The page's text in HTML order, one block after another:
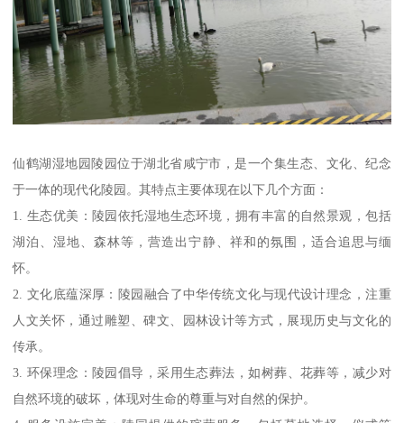
仙鹤湖湿地园陵园位于湖北省咸宁市，是一个集生态、文化、纪念
于一体的现代化陵园。其特点主要体现在以下几个方面：
1. 生态优美：陵园依托湿地生态环境，拥有丰富的自然景观，包括
湖泊、湿地、森林等，营造出宁静、祥和的氛围，适合追思与缅
怀。
2. 文化底蕴深厚：陵园融合了中华传统文化与现代设计理念，注重
人文关怀，通过雕塑、碑文、园林设计等方式，展现历史与文化的
传承。
3. 环保理念：陵园倡导，采用生态葬法，如树葬、花葬等，减少对
自然环境的破坏，体现对生命的尊重与对自然的保护。